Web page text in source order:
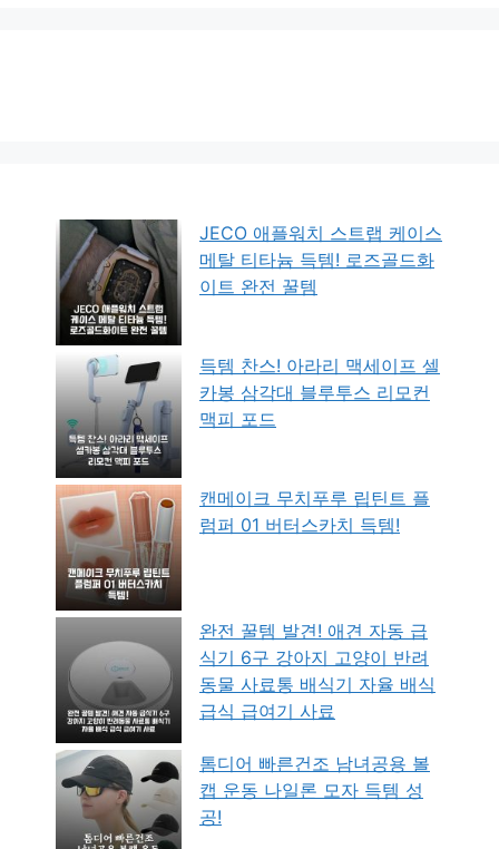
JECO 애플워치 스트랩 케이스
메탈 티타늄 득템! 로즈골드화
이트 완전 꿀템
득템 찬스! 아라리 맥세이프 셀
카봉 삼각대 블루투스 리모컨
맥피 포드
캔메이크 무치푸루 립틴트 플
럼퍼 01 버터스카치 득템!
완전 꿀템 발견! 애견 자동 급
식기 6구 강아지 고양이 반려
동물 사료통 배식기 자율 배식
급식 급여기 사료
톰디어 빠른건조 남녀공용 볼
캡 운동 나일론 모자 득템 성
공!